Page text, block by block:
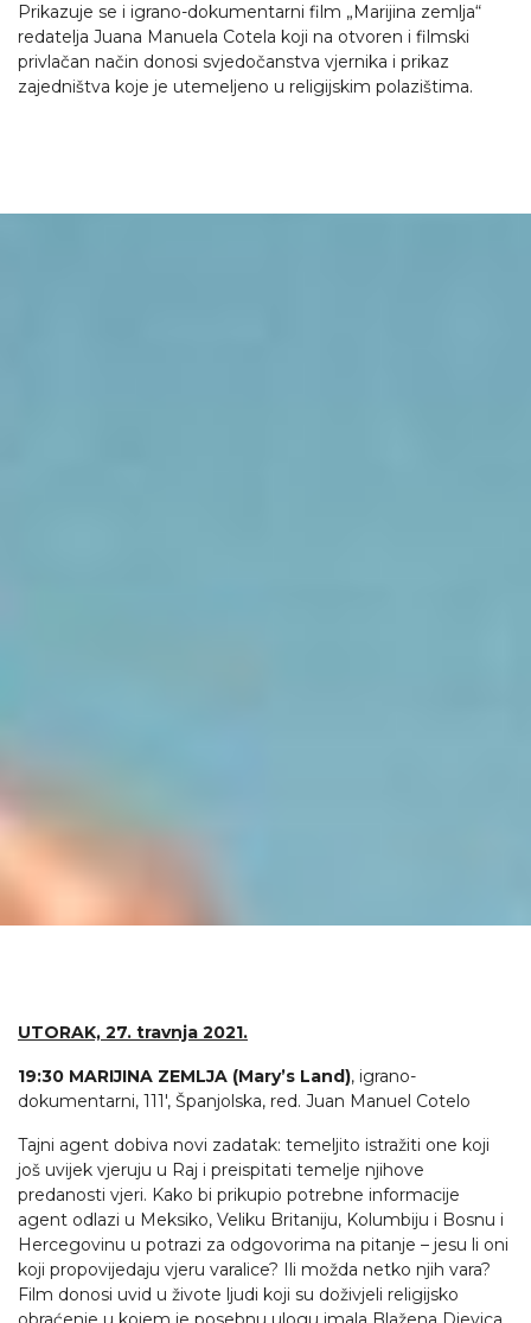
Prikazuje se i igrano-dokumentarni film „Marijina zemlja“
redatelja Juana Manuela Cotela koji na otvoren i filmski
privlačan način donosi svjedočanstva vjernika i prikaz
zajedništva koje je utemeljeno u religijskim polazištima.
UTORAK, 27. travnja 2021.
19:30 MARIJINA ZEMLJA (Mary’s Land), igrano-
dokumentarni, 111′, Španjolska, red. Juan Manuel Cotelo
Tajni agent dobiva novi zadatak: temeljito istražiti one koji
još uvijek vjeruju u Raj i preispitati temelje njihove
predanosti vjeri. Kako bi prikupio potrebne informacije
agent odlazi u Meksiko, Veliku Britaniju, Kolumbiju i Bosnu i
Hercegovinu u potrazi za odgovorima na pitanje – jesu li oni
koji propovijedaju vjeru varalice? Ili možda netko njih vara?
Film donosi uvid u živote ljudi koji su doživjeli religijsko